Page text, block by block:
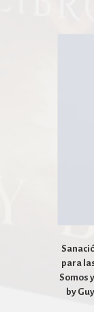
para
Somos
by